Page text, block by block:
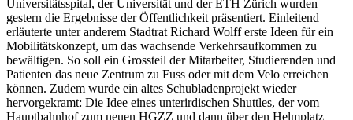
Universitätsspital, der Universität und der ETH Zürich wurden
gestern die Ergebnisse der Öffentlichkeit präsentiert. Einleitend
erläuterte unter anderem Stadtrat Richard Wolff erste Ideen für ein
Mobilitätskonzept, um das wachsende Verkehrsaufkommen zu
bewältigen. So soll ein Grossteil der Mitarbeiter, Studierenden und
Patienten das neue Zentrum zu Fuss oder mit dem Velo erreichen
können. Zudem wurde ein altes Schubladenprojekt wieder
hervorgekramt: Die Idee eines unterirdischen Shuttles, der vom
Hauptbahnhof zum neuen HGZZ und dann über den Helmplatz